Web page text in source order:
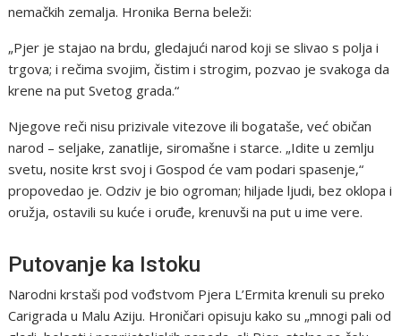
nemačkih zemalja. Hronika Berna beleži:
„Pjer je stajao na brdu, gledajući narod koji se slivao s polja i
trgova; i rečima svojim, čistim i strogim, pozvao je svakoga da
krene na put Svetog grada.“
Njegove reči nisu prizivale vitezove ili bogataše, već običan
narod – seljake, zanatlije, siromašne i starce. „Idite u zemlju
svetu, nosite krst svoj i Gospod će vam podari spasenje,“
propovedao je. Odziv je bio ogroman; hiljade ljudi, bez oklopa i
oružja, ostavili su kuće i oruđe, krenuvši na put u ime vere.
Putovanje ka Istoku
Narodni krstaši pod vođstvom Pjera L’Ermita krenuli su preko
Carigrada u Malu Aziju. Hroničari opisuju kako su „mnogi pali od